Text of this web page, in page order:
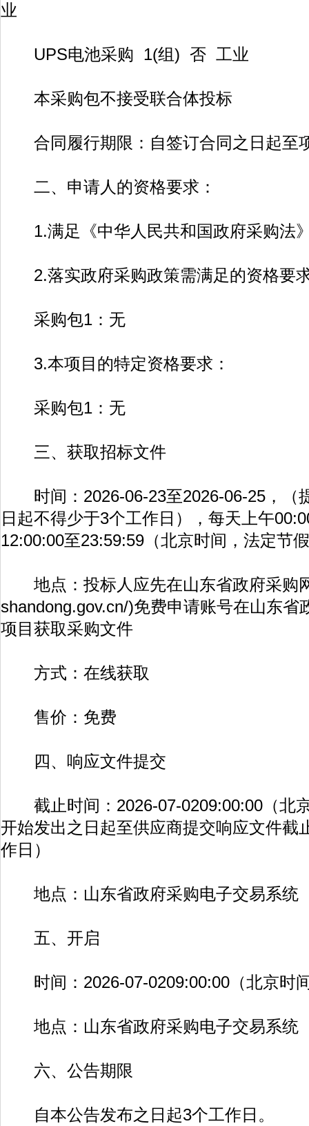
业
UPS电池采购 1(组) 否 工业
本采购包不接受联合体投标
合同履行期限：自签订合同之日起至
二、申请人的资格要求：
1.满足《中华人民共和国政府采购法
2.落实政府采购政策需满足的资格要
采购包1：无
3.本项目的特定资格要求：
采购包1：无
三、获取招标文件
时间：2026-06-23至2026-06-25，（
日起不得少于3个工作日），每天上午
12:00:00至23:59:59（北京时间，法定节
地点：投标人应先在山东省政府采购
shandong.gov.cn/)免费申请账号在山东省
项目获取采购文件
方式：在线获取
售价：免费
四、响应文件提交
截止时间：2026-07-0209:00:00（北
开始发出之日起至供应商提交响应文件截
作日）
地点：山东省政府采购电子交易系统
五、开启
时间：2026-07-0209:00:00（北京时
地点：山东省政府采购电子交易系统
六、公告期限
自本公告发布之日起3个工作日。